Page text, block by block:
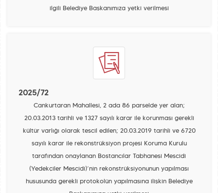
ilgili Belediye Başkanımıza yetki verilmesi
2025/72
Cankurtaran Mahallesi, 2 ada 86 parselde yer alan;
20.03.2013 tarihli ve 1327 sayılı karar ile korunması gerekli
kültür varlığı olarak tescil edilen; 20.03.2019 tarihli ve 6720
sayılı karar ile rekonstrüksiyon projesi Koruma Kurulu
tarafından onaylanan Bostancılar Tabhanesi Mescidi
(Yedekçiler Mescidi)’nin rekonstrüksiyonunun yapılması
hususunda gerekli protokolün yapılmasına ilişkin Belediye